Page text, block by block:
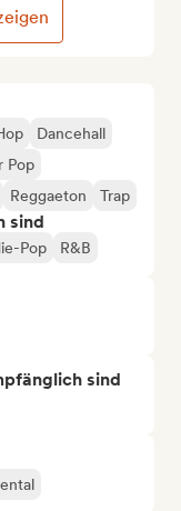
Dancehall
Pop
Reggaeton Trap
sind
Pop R&B
sind